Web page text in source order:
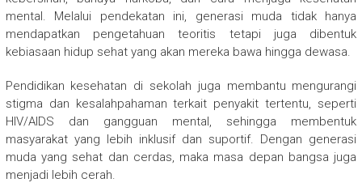
mental. Melalui pendekatan ini, generasi muda tidak hanya
mendapatkan pengetahuan teoritis tetapi juga dibentuk
kebiasaan hidup sehat yang akan mereka bawa hingga dewasa.
Pendidikan kesehatan di sekolah juga membantu mengurangi
stigma dan kesalahpahaman terkait penyakit tertentu, seperti
HIV/AIDS dan gangguan mental, sehingga membentuk
masyarakat yang lebih inklusif dan suportif. Dengan generasi
muda yang sehat dan cerdas, maka masa depan bangsa juga
menjadi lebih cerah.